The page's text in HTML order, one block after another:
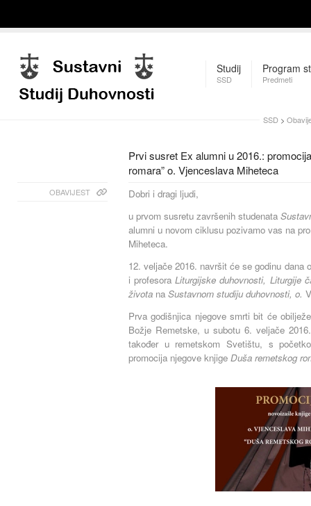
Studij
SSD
Program
Predmeti
SSD >
Prvi susret Ex alumni u 2016.:
romara” o. Vjenceslava Miheteca
OBAVIJEST
Dobri i dragi ljudi,
u prvom susretu završenih studenata
alumni u novom ciklusu pozivamo vas na
Miheteca.
12. veljače 2016. navršit će se godinu dana
i profesoraLiturgijske duhovnosti, Liturgije
života na Sustavnom studiju duhovnosti, o.
Prva godišnjica njegove smrti bit će
Božje Remetske, u subotu 6. veljače
također u remetskom Svetištu, s
promocija njegove knjige Duša remetskog